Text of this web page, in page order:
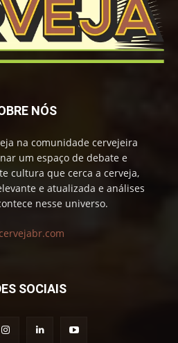
NÓS
na comunidade cervejeira
um espaço de debate e
cultura que cerca a cerveja,
e atualizada e análises
nesse universo.
SOCIAIS